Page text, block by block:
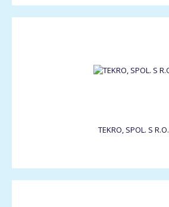
TEKRO, SPOL. S R.O.